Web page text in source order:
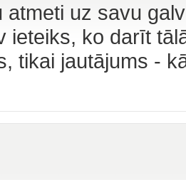
atmeti uz savu
ieteiks, ko darīt
tikai jautājums -